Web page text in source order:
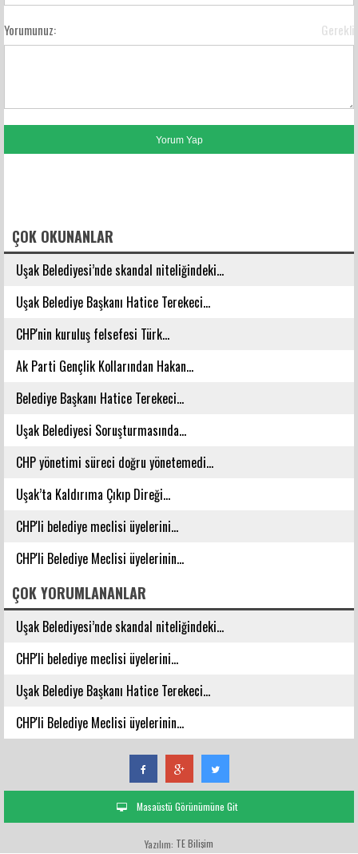
Yorumunuz: Gerekli
ÇOK OKUNANLAR
Uşak Belediyesi’nde skandal niteliğindeki...
Uşak Belediye Başkanı Hatice Terekeci...
CHP'nin kuruluş felsefesi Türk...
Ak Parti Gençlik Kollarından Hakan...
Belediye Başkanı Hatice Terekeci...
Uşak Belediyesi Soruşturmasında...
CHP yönetimi süreci doğru yönetemedi...
Uşak’ta Kaldırıma Çıkıp Direği...
CHP'li belediye meclisi üyelerini...
CHP'li Belediye Meclisi üyelerinin...
ÇOK YORUMLANANLAR
Uşak Belediyesi’nde skandal niteliğindeki...
CHP'li belediye meclisi üyelerini...
Uşak Belediye Başkanı Hatice Terekeci...
CHP'li Belediye Meclisi üyelerinin...
Masaüstü Görünümüne Git
Yazılım: TE Bilişim